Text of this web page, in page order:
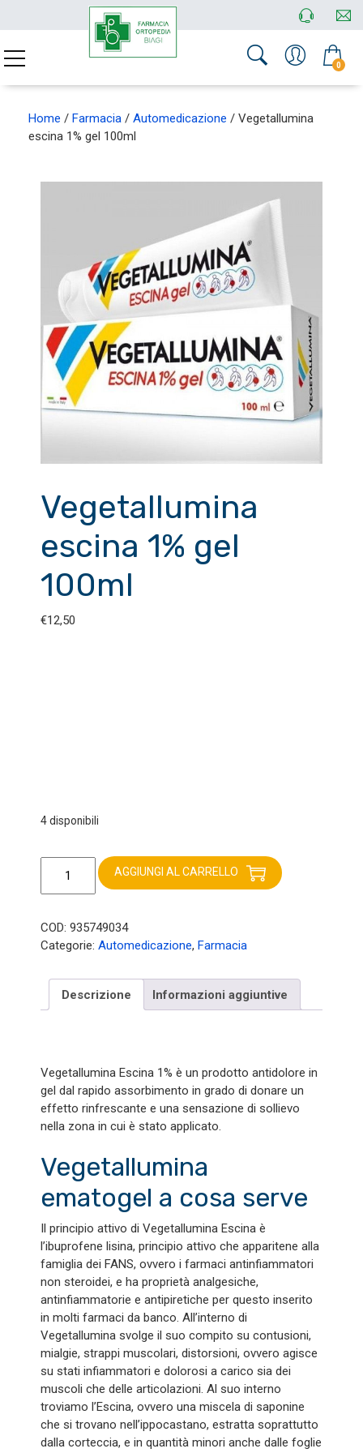
0
Home / Farmacia / Automedicazione / Vegetallumina
escina 1% gel 100ml
Vegetallumina
escina 1% gel
100ml
€12,50
4 disponibili
Vegetallumina
escina
100ml
quantità
AGGIUNGI AL CARRELLO
COD: 935749034
Categorie: Automedicazione, Farmacia
Descrizione Informazioni aggiuntive
Vegetallumina Escina 1% è un prodotto antidolore in
gel dal rapido assorbimento in grado di donare un
effetto rinfrescante e una sensazione di sollievo
nella zona in cui è stato applicato.
Vegetallumina
ematogel a cosa serve
Il principio attivo di Vegetallumina Escina è
l’ibuprofene lisina, principio attivo che apparitene alla
famiglia dei FANS, ovvero i farmaci antinfiammatori
non steroidei, e ha proprietà analgesiche,
antinfiammatorie e antipiretiche per questo inserito
in molti farmaci da banco. All’interno di
Vegetallumina svolge il suo compito su contusioni,
mialgie, strappi muscolari, distorsioni, ovvero agisce
su stati infiammatori e dolorosi a carico sia dei
muscoli che delle articolazioni. Al suo interno
troviamo l’Escina, ovvero una miscela di saponine
che si trovano nell’ippocastano, estratta soprattutto
dalla corteccia, e in quantità minori anche dalle foglie